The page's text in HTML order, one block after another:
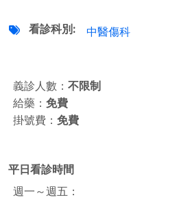
看診科別 中醫傷科
義診人數： 不限制
給藥： 免費
掛號費： 免費
平日看診時間
週一～週五：